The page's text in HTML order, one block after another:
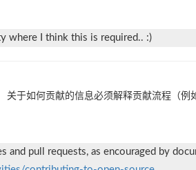
where I think this is required.. :)
关于如何贡献的信息必须解释贡献流程（例
and pull requests, as encouraged by